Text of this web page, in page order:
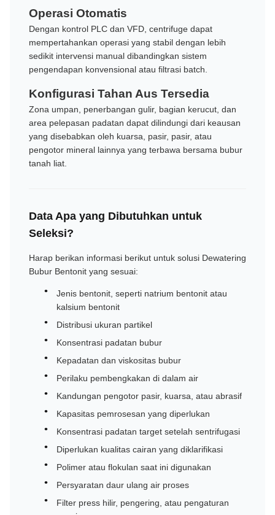
Operasi Otomatis
Dengan kontrol PLC dan VFD, centrifuge dapat
mempertahankan operasi yang stabil dengan lebih
sedikit intervensi manual dibandingkan sistem
pengendapan konvensional atau filtrasi batch.
Konfigurasi Tahan Aus Tersedia
Zona umpan, penerbangan gulir, bagian kerucut, dan
area pelepasan padatan dapat dilindungi dari keausan
yang disebabkan oleh kuarsa, pasir, pasir, atau
pengotor mineral lainnya yang terbawa bersama bubur
tanah liat.
Data Apa yang Dibutuhkan untuk
Seleksi?
Harap berikan informasi berikut untuk solusi Dewatering
Bubur Bentonit yang sesuai:
Jenis bentonit, seperti natrium bentonit atau
kalsium bentonit
Distribusi ukuran partikel
Konsentrasi padatan bubur
Kepadatan dan viskositas bubur
Perilaku pembengkakan di dalam air
Kandungan pengotor pasir, kuarsa, atau abrasif
Kapasitas pemrosesan yang diperlukan
Konsentrasi padatan target setelah sentrifugasi
Diperlukan kualitas cairan yang diklarifikasi
Polimer atau flokulan saat ini digunakan
Persyaratan daur ulang air proses
Filter press hilir, pengering, atau pengaturan